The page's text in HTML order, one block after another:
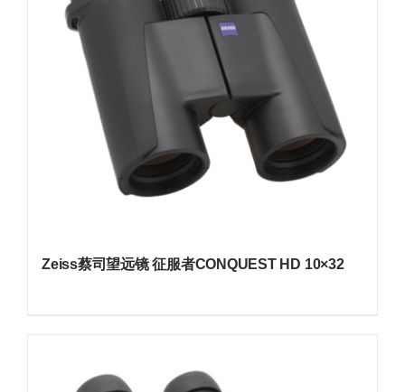
Zeiss蔡司望远镜 征服者CONQUEST HD 10×32